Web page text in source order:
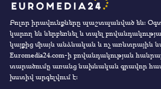
Բոլոր իրավունքները պաշտպանված են։
կարող են ներբեռնել և տպել
կայքից միայն անձնական և ոչ առևտրային
Euromedia24.com-ի բովանդակության
տարածումը առանց նախնական գրավոր
խստիվ արգելվում է: